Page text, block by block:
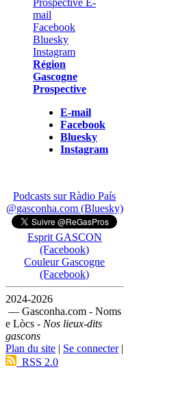
Région
Gascogne
Prospective
E-mail
Facebook
Bluesky
Instagram
Podcasts sur Ràdio País
@gasconha.com (Bluesky)
Esprit GASCON
(Facebook)
Couleur Gascogne
(Facebook)
2024-2026
— Gasconha.com - Noms
e Lòcs - Nos lieux-dits
gascons
Plan du site | Se connecter|
RSS 2.0